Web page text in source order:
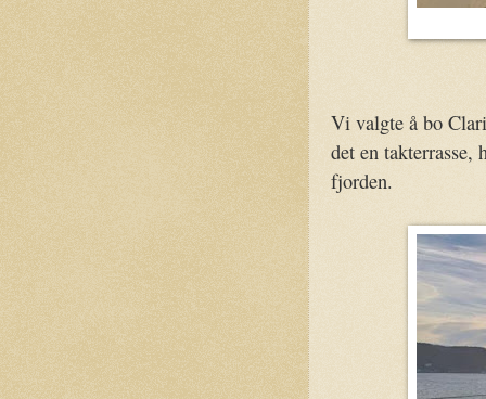
Vi valgte å bo
det en
fjorden.